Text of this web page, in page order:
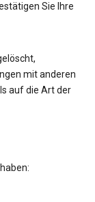
Sie Ihre
mit anderen
auf die Art der